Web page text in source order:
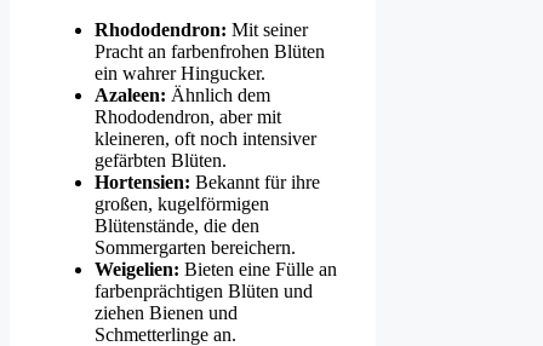
Rhododendron: Mit seiner
Pracht an farbenfrohen Blüten
ein wahrer Hingucker.
Azaleen: Ähnlich dem
Rhododendron, aber mit
kleineren, oft noch intensiver
gefärbten Blüten.
Hortensien: Bekannt für ihre
großen, kugelförmigen
Blütenstände, die den
Sommergarten bereichern.
Weigelien: Bieten eine Fülle an
farbenprächtigen Blüten und
ziehen Bienen und
Schmetterlinge an.